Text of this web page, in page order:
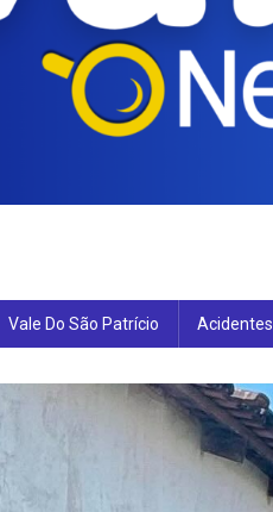
Vale Do São Patrício Acidentes